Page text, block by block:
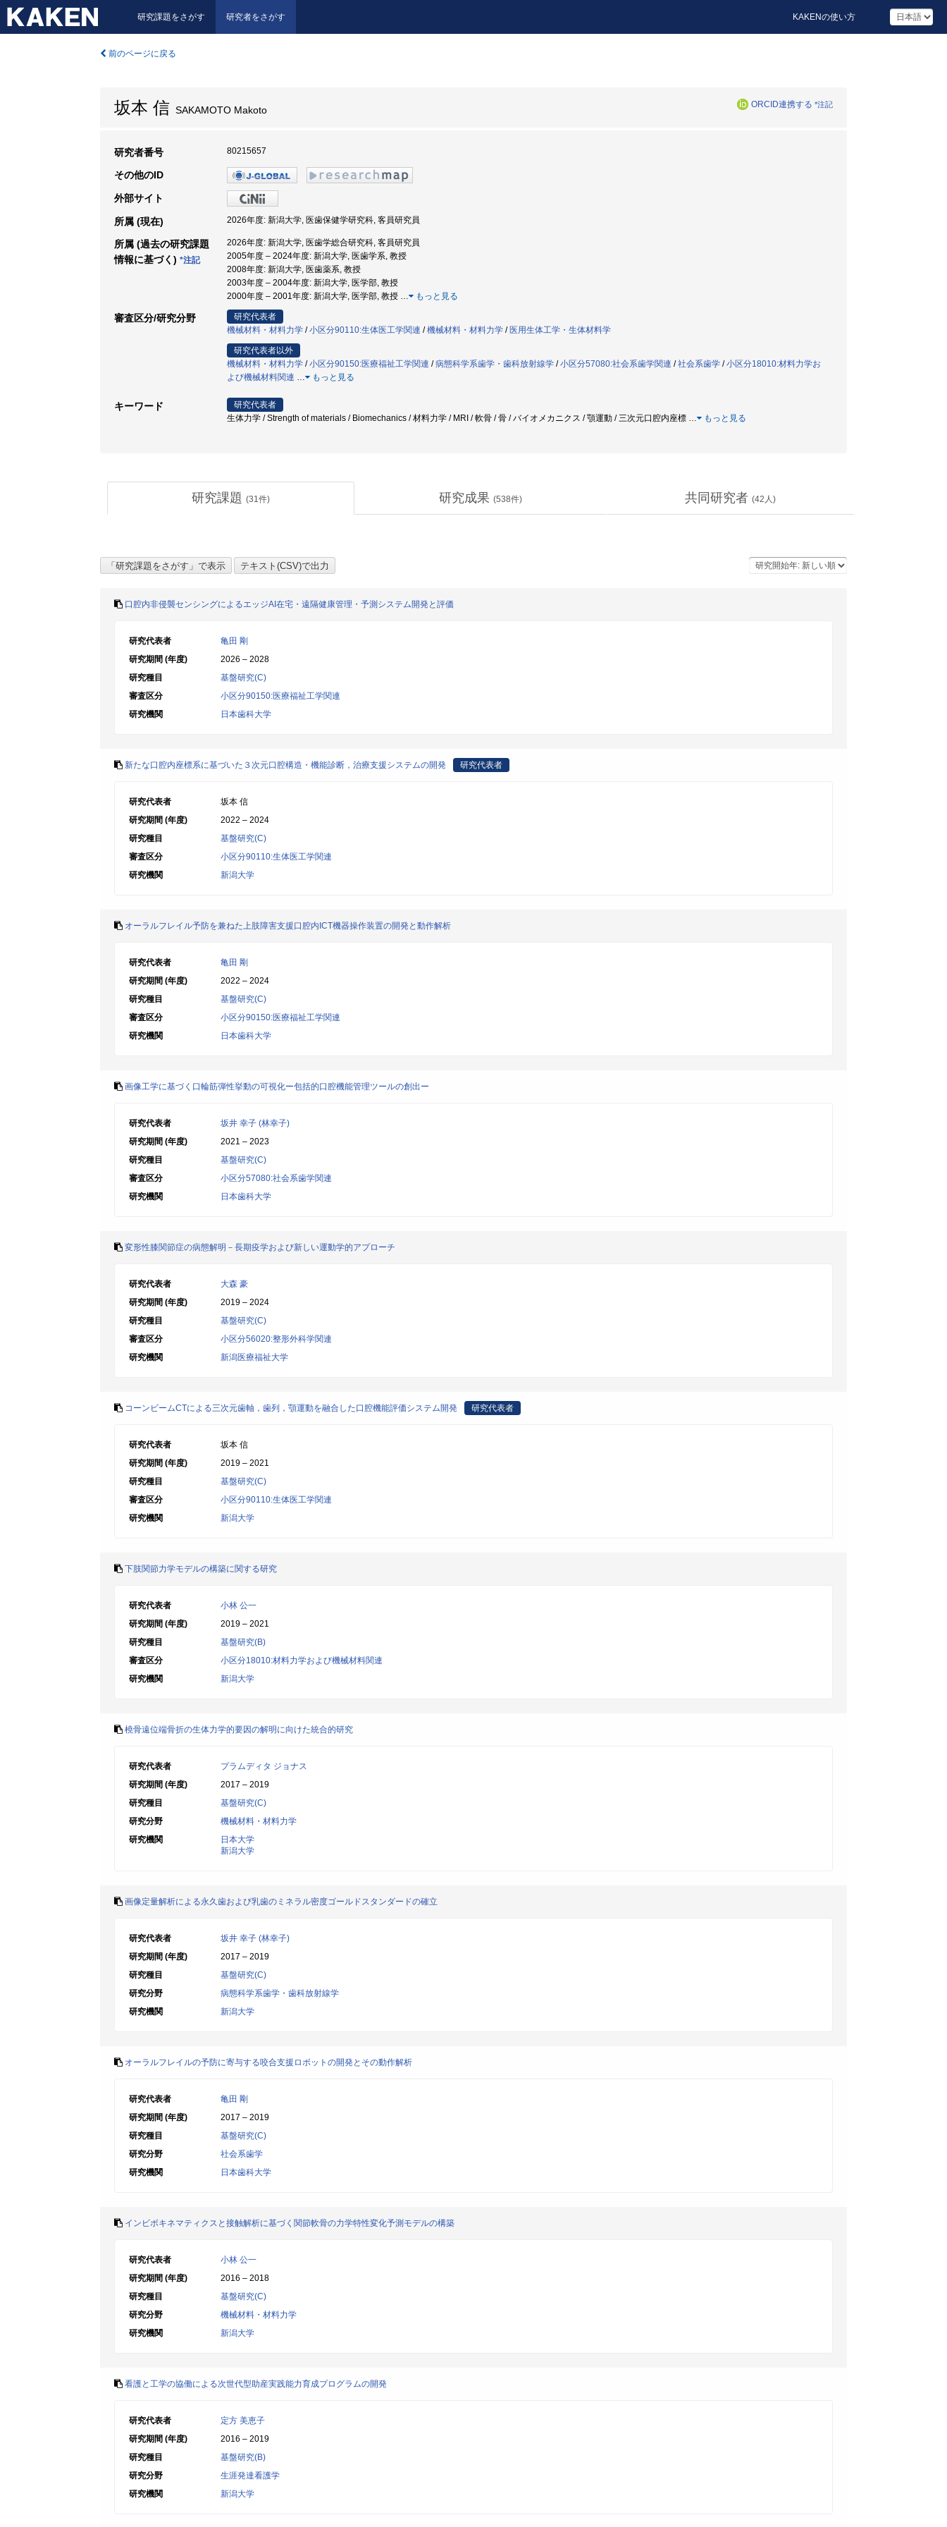
研究課題をさがす 研究者をさがす KAKENの使い方
前のページに戻る
坂本 信 SAKAMOTO Makoto ORCID連携する *注記
研究者番号 80215657
その他のID
外部サイト
所属 (現在) 2026年度: 新潟大学, 医歯保健学研究科, 客員研究員
所属 (過去の研究課題
情報に基づく) *注記
2026年度: 新潟大学, 医歯学総合研究科, 客員研究員
2005年度 – 2024年度: 新潟大学, 医歯学系, 教授
2008年度: 新潟大学, 医歯薬系, 教授
2003年度 – 2004年度: 新潟大学, 医学部, 教授
2000年度 – 2001年度: 新潟大学, 医学部, 教授 … もっと見る
審査区分/研究分野
研究代表者
機械材料・材料力学 /小区分90110:生体医工学関連 /機械材料・材料力学 / 医用生体工学・生体材料学
研究代表者以外
機械材料・材料力学 /小区分90150:医療福祉工学関連 /病態科学系歯学・歯科放射線学 /小区分57080:社会系歯学関連 /社会系歯学 /小区分18010:材料力学お
よび機械材料関連 … もっと見る
キーワード
研究代表者
生体力学 / Strength of materials / Biomechanics / 材料力学 / MRI / 軟骨 / 骨 / バイオメカニクス / 顎運動 / 三次元口腔内座標 … もっと見る
研究課題 (31件) 研究成果 (538件) 共同研究者 (42 人)
口腔内非侵襲センシングによるエッジAI在宅・遠隔健康管理・予測システム開発と評価
研究代表者
亀田 剛
研究期間 (年度)
2026 – 2028
研究種目
基盤研究(C)
審査区分
小区分90150:医療福祉工学関連
研究機関
日本歯科大学
新たな口腔内座標系に基づいた３次元口腔構造・機能診断，治療支援システムの開発 研究代表者
研究代表者
坂本 信
研究期間 (年度)
2022 – 2024
研究種目
基盤研究(C)
審査区分
小区分90110:生体医工学関連
研究機関
新潟大学
オーラルフレイル予防を兼ねた上肢障害支援口腔内ICT機器操作装置の開発と動作解析
研究代表者
亀田 剛
研究期間 (年度)
2022 – 2024
研究種目
基盤研究(C)
審査区分
小区分90150:医療福祉工学関連
研究機関
日本歯科大学
画像工学に基づく口輪筋弾性挙動の可視化ー包括的口腔機能管理ツールの創出ー
研究代表者
坂井 幸子 (林幸子)
研究期間 (年度)
2021 – 2023
研究種目
基盤研究(C)
審査区分
小区分57080:社会系歯学関連
研究機関
日本歯科大学
変形性膝関節症の病態解明－長期疫学および新しい運動学的アプローチ
研究代表者
大森 豪
研究期間 (年度)
2019 – 2024
研究種目
基盤研究(C)
審査区分
小区分56020:整形外科学関連
研究機関
新潟医療福祉大学
コーンビームCTによる三次元歯軸，歯列，顎運動を融合した口腔機能評価システム開発 研究代表者
研究代表者
坂本 信
研究期間 (年度)
2019 – 2021
研究種目
基盤研究(C)
審査区分
小区分90110:生体医工学関連
研究機関
新潟大学
下肢関節力学モデルの構築に関する研究
研究代表者
小林 公一
研究期間 (年度)
2019 – 2021
研究種目
基盤研究(B)
審査区分
小区分18010:材料力学および機械材料関連
研究機関
新潟大学
橈骨遠位端骨折の生体力学的要因の解明に向けた統合的研究
研究代表者
プラムディタ ジョナス
研究期間 (年度)
2017 – 2019
研究種目
基盤研究(C)
研究分野
機械材料・材料力学
研究機関
日本大学
新潟大学
画像定量解析による永久歯および乳歯のミネラル密度ゴールドスタンダードの確立
研究代表者
坂井 幸子 (林幸子)
研究期間 (年度)
2017 – 2019
研究種目
基盤研究(C)
研究分野
病態科学系歯学・歯科放射線学
研究機関
新潟大学
オーラルフレイルの予防に寄与する咬合支援ロボットの開発とその動作解析
研究代表者
亀田 剛
研究期間 (年度)
2017 – 2019
研究種目
基盤研究(C)
研究分野
社会系歯学
研究機関
日本歯科大学
インビボキネマティクスと接触解析に基づく関節軟骨の力学特性変化予測モデルの構築
研究代表者
小林 公一
研究期間 (年度)
2016 – 2018
研究種目
基盤研究(C)
研究分野
機械材料・材料力学
研究機関
新潟大学
看護と工学の協働による次世代型助産実践能力育成プログラムの開発
研究代表者
定方 美恵子
研究期間 (年度)
2016 – 2019
研究種目
基盤研究(B)
研究分野
生涯発達看護学
研究機関
新潟大学